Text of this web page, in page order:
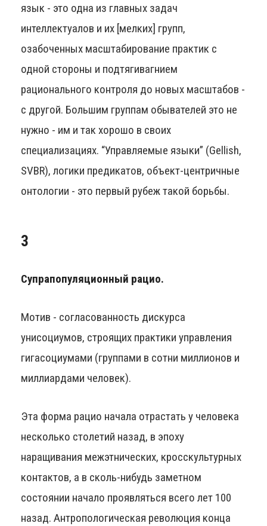
язык - это одна из главных задач
интеллектуалов и их [мелких] групп,
озабоченных масштабирование практик с
одной стороны и подтягивагнием
рационального контроля до новых масштабов -
с другой. Большим группам обывателей это не
нужно - им и так хорошо в своих
специализациях. “Управляемые языки” (Gellish,
SVBR), логики предикатов, объект-центричные
онтологии - это первый рубеж такой борьбы.
3
Супрапопуляционный рацио.
Мотив - согласованность дискурса
унисоциумов, строящих практики управления
гигасоциумами (группами в сотни миллионов и
миллиардами человек).
Эта форма рацио начала отрастать у человека
несколько столетий назад, в эпоху
наращивания межэтнических, кросскультурных
контактов, а в сколь-нибудь заметном
состоянии начало проявляться всего лет 100
назад. Антропологическая революция конца